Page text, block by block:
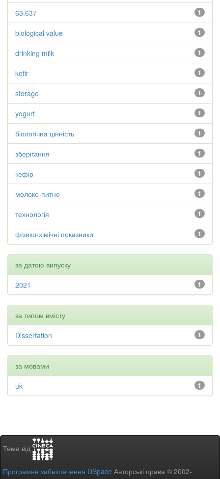
1
63.637
1
biological value
1
drinking milk
1
kefir
1
storage
1
yogurt
1
біологічна цінність
1
зберігання
1
кефір
1
молоко-питне
1
технологія
1
фізико-хімічні показники
за датою випуску
1
2021
за типом вмісту
1
Dissertation
за мовами
1
uk
Тема від
Програмне забезпечення DSpace Авторські права © 2002-